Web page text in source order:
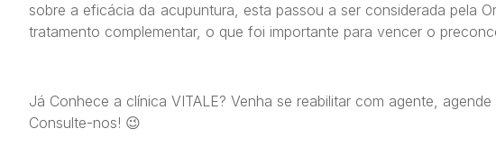
sobre a eficácia da acupuntura, esta passou a ser considerada pela
tratamento complementar, o que foi importante para vencer o
Já Conhece a clínica VITALE? Venha se reabilitar com agente,
Consulte-nos! 😉